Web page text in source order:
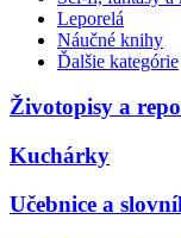
Leporelá
Náučné knihy
Ďalšie kategórie
Životopisy a
Kuchárky
Učebnice a